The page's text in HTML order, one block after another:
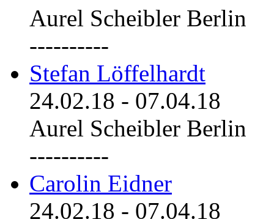
Aurel Scheibler Berlin
----------
Stefan Löffelhardt
24.02.18 - 07.04.18
Aurel Scheibler Berlin
----------
Carolin Eidner
24.02.18 - 07.04.18